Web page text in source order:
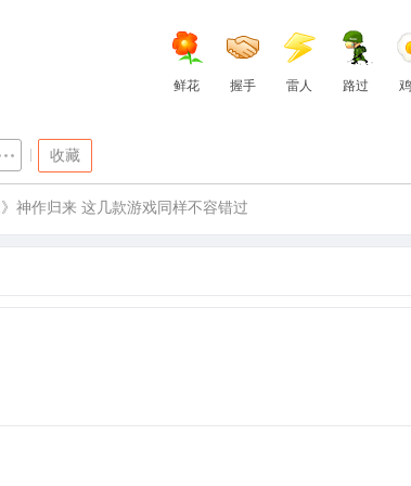
鲜花 握手 雷人 路过
收藏
》神作归来 这几款游戏同样不容错过